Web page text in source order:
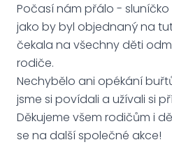
Počasí nám přálo -
jako by byl objednaný na
čekala na všechny děti
rodiče.
Nechybělo ani opékání
jsme si povídali a užívali si
Děkujeme všem rodičům i
se na další společné akce!